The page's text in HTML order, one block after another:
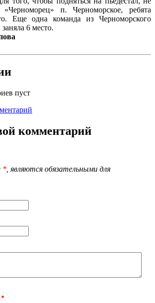
«Черноморец» п. Черноморское, ребята
Еще одна команда из Черноморского
6 место.
пуст
комментарий
* , являются обязательными для
*